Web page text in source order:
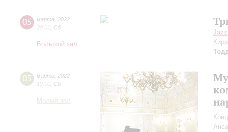
05 марта
2022
20:00 Сб
Большой зал
05 марта
2022
19:00 Сб
Малый зал